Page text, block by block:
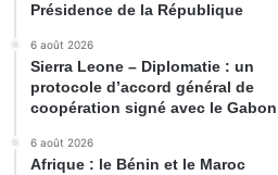
Présidence de la République
6 août 2026
Sierra Leone – Diplomatie : un
protocole d’accord général de
coopération signé avec le Gabon
6 août 2026
Afrique : le Bénin et le Maroc